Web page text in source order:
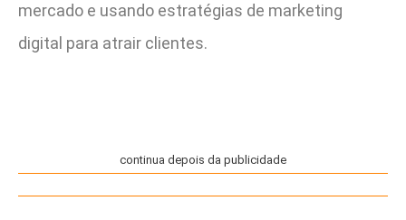
mercado e usando estratégias de marketing
digital para atrair clientes.
continua depois da publicidade